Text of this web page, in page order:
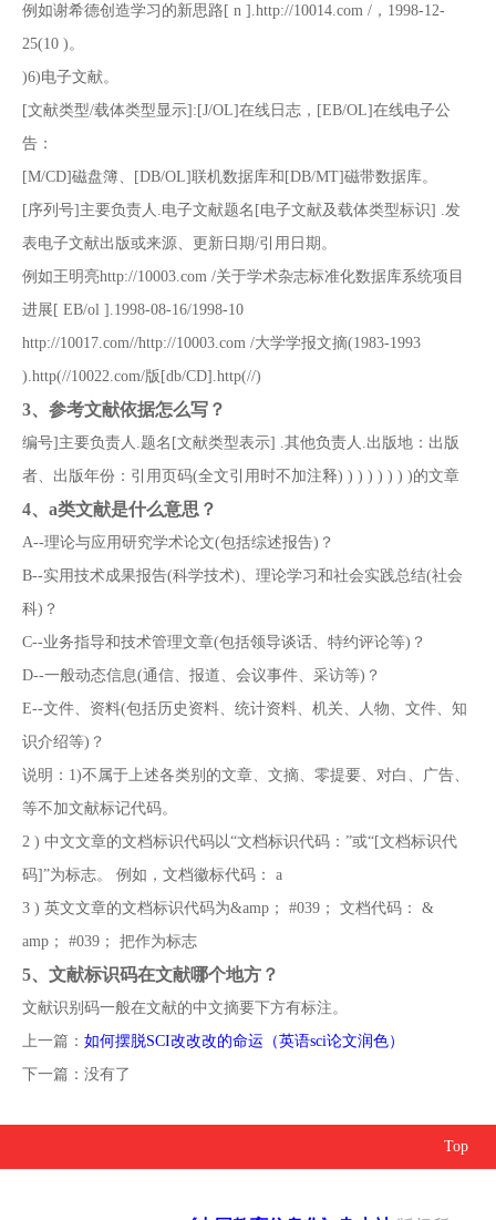
例如谢希德创造学习的新思路[ n ].http://10014.com /，1998-12-
25(10 )。
)6)电子文献。
[文献类型/载体类型显示]:[J/OL]在线日志，[EB/OL]在线电子公
告：
[M/CD]磁盘簿、[DB/OL]联机数据库和[DB/MT]磁带数据库。
[序列号]主要负责人.电子文献题名[电子文献及载体类型标识] .发
表电子文献出版或来源、更新日期/引用日期。
例如王明亮http://10003.com /关于学术杂志标准化数据库系统项目
进展[ EB/ol ].1998-08-16/1998-10
http://10017.com//http://10003.com /大学学报文摘(1983-1993
).http(//10022.com/版[db/CD].http(//)
3、 参考文献依据怎么写？
编号]主要负责人.题名[文献类型表示] .其他负责人.出版地：出版
者、出版年份：引用页码(全文引用时不加注释) ) ) ) ) ) ) )的文章
4、 a类文献是什么意思？
A--理论与应用研究学术论文(包括综述报告)？
B--实用技术成果报告(科学技术)、理论学习和社会实践总结(社会
科)？
C--业务指导和技术管理文章(包括领导谈话、特约评论等)？
D--一般动态信息(通信、报道、会议事件、采访等)？
E--文件、资料(包括历史资料、统计资料、机关、人物、文件、知
识介绍等)？
说明：1)不属于上述各类别的文章、文摘、零提要、对白、广告、
等不加文献标记代码。
2 ) 中文文章的文档标识代码以“文档标识代码：”或“[文档标识代
码]”为标志。 例如，文档徽标代码： a
3 ) 英文文章的文档标识代码为&amp； #039； 文档代码： &
amp； #039； 把作为标志
5、 文献标识码在文献哪个地方？
文献识别码一般在文献的中文摘要下方有标注。
上一篇： 如何摆脱SCI改改改的命运（英语sci论文润色）
下一篇：没有了
Top